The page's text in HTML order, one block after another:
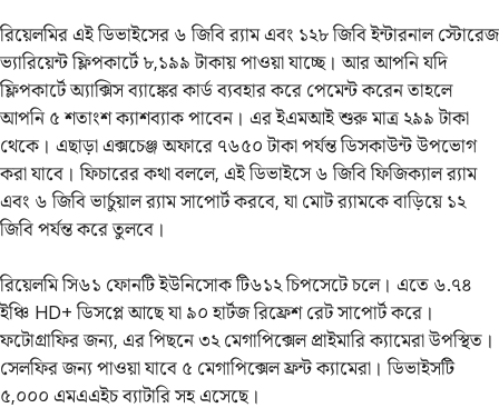
রিয়েলমির এই ডিভাইসের ৬ জিবি র‌্যাম এবং ১২৮ জিবি ইন্টারনাল স্টোরেজ
ভ্যারিয়েন্ট ফ্লিপকার্টে ৮,১৯৯ টাকায় পাওয়া যাচ্ছে। আর আপনি যদি
ফ্লিপকার্টে অ্যাক্সিস ব্যাঙ্কের কার্ড ব্যবহার করে পেমেন্ট করেন তাহলে
আপনি ৫ শতাংশ ক্যাশব্যাক পাবেন। এর ইএমআই শুরু মাত্র ২৯৯ টাকা
থেকে। এছাড়া এক্সচেঞ্জ অফারে ৭৬৫০ টাকা পর্যন্ত ডিসকাউন্ট উপভোগ
করা যাবে। ফিচারের কথা বললে, এই ডিভাইসে ৬ জিবি ফিজিক্যাল র‌্যাম
এবং ৬ জিবি ভার্চুয়াল র‌্যাম সাপোর্ট করবে, যা মোট র‌্যামকে বাড়িয়ে ১২
জিবি পর্যন্ত করে তুলবে।
রিয়েলমি সি৬১ ফোনটি ইউনিসোক টি৬১২ চিপসেটে চলে। এতে ৬.৭৪
ইঞ্চি HD+ ডিসপ্লে আছে যা ৯০ হার্টজ রিফ্রেশ রেট সাপোর্ট করে।
ফটোগ্রাফির জন্য, এর পিছনে ৩২ মেগাপিক্সেল প্রাইমারি ক্যামেরা উপস্থিত।
সেলফির জন্য পাওয়া যাবে ৫ মেগাপিক্সেল ফ্রন্ট ক্যামেরা। ডিভাইসটি
৫,০০০ এমএএইচ ব্যাটারি সহ এসেছে।